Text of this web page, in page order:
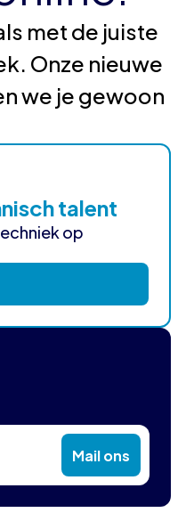
met de juiste
Onze nieuwe
we je gewoon
talent
op
Mail ons